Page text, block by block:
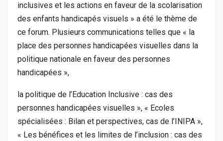
inclusives et les actions en faveur de la scolarisation
des enfants handicapés visuels » a été le thème de
ce forum. Plusieurs communications telles que « la
place des personnes handicapées visuelles dans la
politique nationale en faveur des personnes
handicapées »,
la politique de l’Education Inclusive : cas des
personnes handicapées visuelles », « Ecoles
spécialisées : Bilan et perspectives, cas de l’INIPA »,
« Les bénéfices et les limites de l’inclusion : cas des